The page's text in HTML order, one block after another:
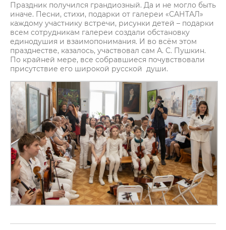
Праздник получился грандиозный. Да и не могло быть
иначе. Песни, стихи, подарки от галереи «САНТАЛ»
каждому участнику встречи, рисунки детей – подарки
всем сотрудникам галереи создали обстановку
единодушия и взаимопонимания. И во всём этом
празднестве, казалось, участвовал сам А. С. Пушкин.
По крайней мере, все собравшиеся почувствовали
присутствие его широкой русской души.